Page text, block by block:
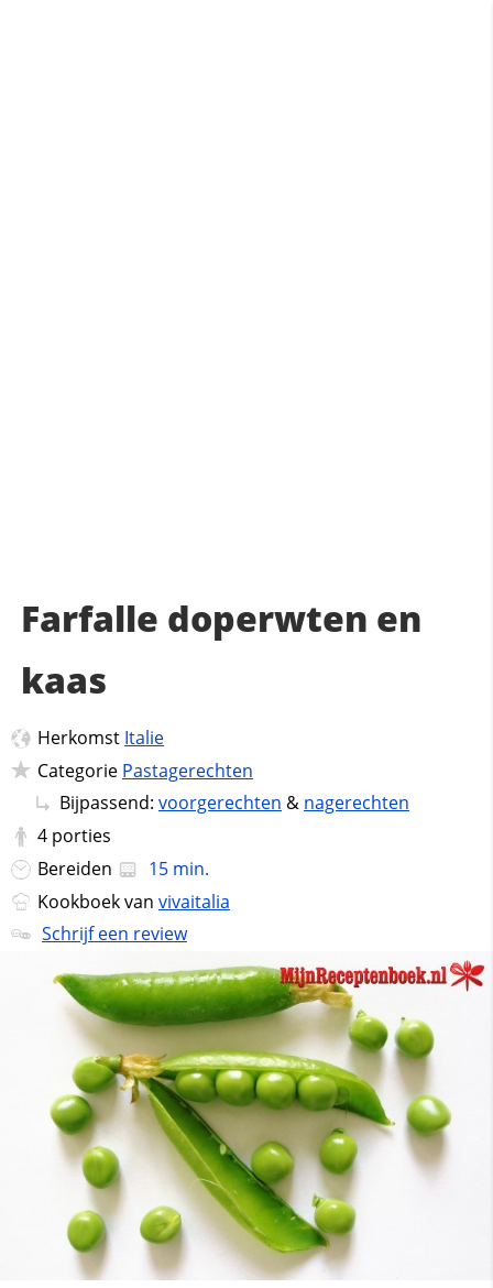
Farfalle doperwten en
kaas
Herkomst Italie
Categorie Pastagerechten
Bijpassend: voorgerechten & nagerechten
4 porties
Bereiden
15 min.
Kookboek van vivaitalia
Schrijf een review